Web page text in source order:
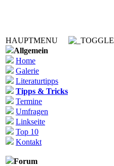
HAUPTMENU
Allgemein
Home
Galerie
Literaturtipps
Tipps & Tricks
Termine
Umfragen
Linkseite
Top 10
Kontakt
Forum